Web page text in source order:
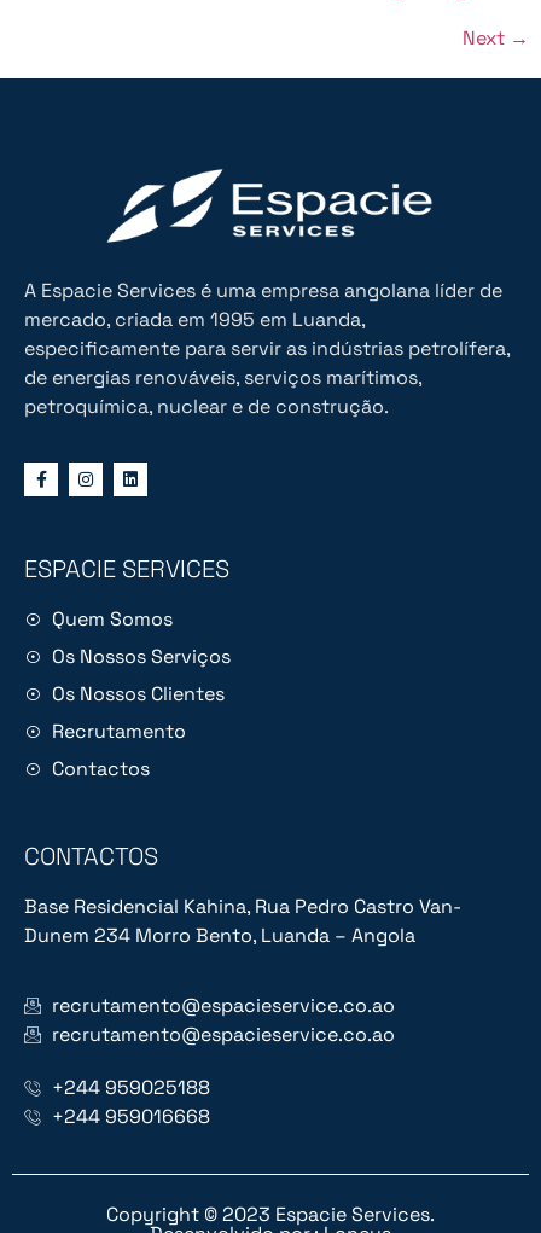
Next →
A Espacie Services é uma empresa angolana líder de
mercado, criada em 1995 em Luanda,
especificamente para servir as indústrias petrolífera,
de energias renováveis, serviços marítimos,
petroquímica, nuclear e de construção.
ESPACIE SERVICES
Quem Somos
Os Nossos Serviços
Os Nossos Clientes
Recrutamento
Contactos
CONTACTOS
Base Residencial Kahina, Rua Pedro Castro Van-
Dunem 234 Morro Bento, Luanda – Angola
recrutamento@espacieservice.co.ao
recrutamento@espacieservice.co.ao
+244 959025188
+244 959016668
Copyright © 2023 Espacie Services.